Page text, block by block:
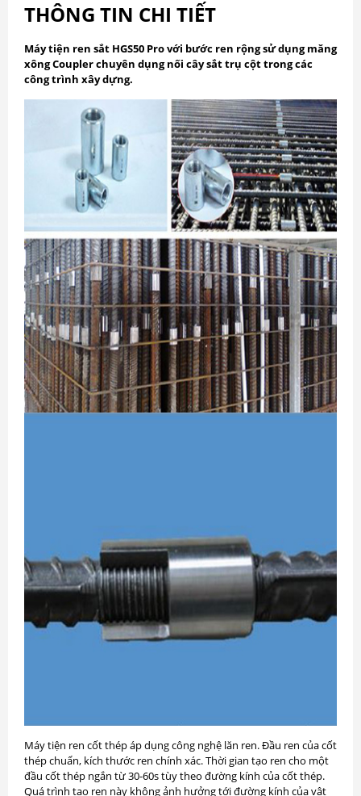
THÔNG TIN CHI TIẾT
Máy tiện ren sắt HGS50 Pro với bước ren rộng sử dụng măng
xông Coupler chuyên dụng nối cây sắt trụ cột trong các
công trình xây dựng.
Máy tiện ren cốt thép áp dụng công nghệ lăn ren. Đầu ren của cốt
thép chuẩn, kích thước ren chính xác. Thời gian tạo ren cho một
đầu cốt thép ngắn từ 30-60s tùy theo đường kính của cốt thép.
Quá trình tạo ren này không ảnh hưởng tới đường kính của vật